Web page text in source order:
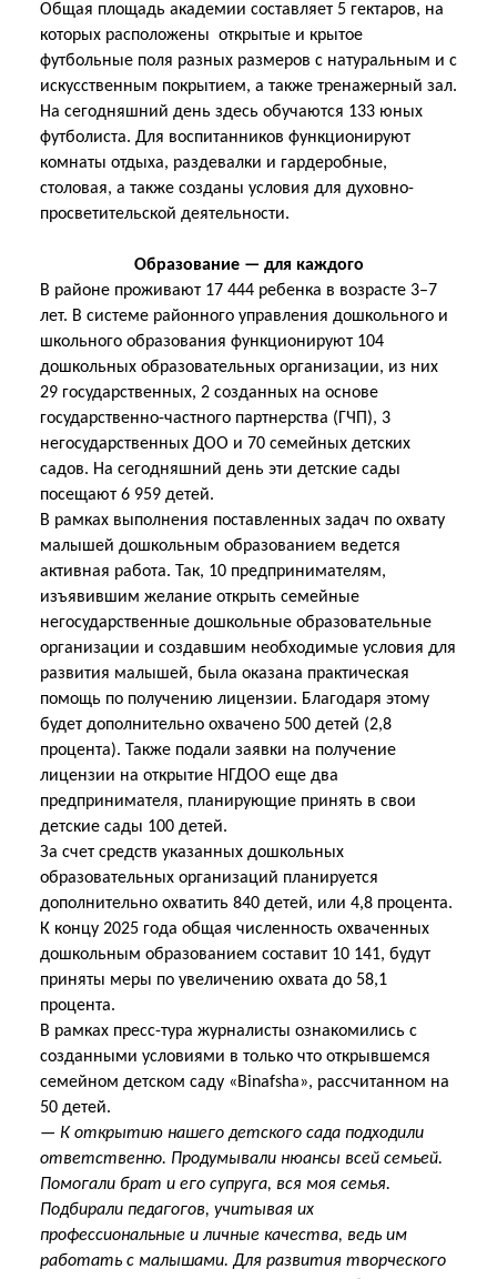
Общая площадь академии составляет 5 гектаров, на
которых расположены открытые и крытое
футбольные поля разных размеров с натуральным и с
искусственным покрытием, а также тренажерный зал.
На сегодняшний день здесь обучаются 133 юных
футболиста. Для воспитанников функционируют
комнаты отдыха, раздевалки и гардеробные,
столовая, а также созданы условия для духовно-
просветительской деятельности.
Образование — для каждого
В районе проживают 17 444 ребенка в возрасте 3–7
лет. В системе районного управления дошкольного и
школьного образования функционируют 104
дошкольных образовательных организации, из них
29 государственных, 2 созданных на основе
государственно-частного партнерства (ГЧП), 3
негосударственных ДОО и 70 семейных детских
садов. На сегодняшний день эти детские сады
посещают 6 959 детей.
В рамках выполнения поставленных задач по охвату
малышей дошкольным образованием ведется
активная работа. Так, 10 предпринимателям,
изъявившим желание открыть семейные
негосударственные дошкольные образовательные
организации и создавшим необходимые условия для
развития малышей, была оказана практическая
помощь по получению лицензии. Благодаря этому
будет дополнительно охвачено 500 детей (2,8
процента). Также подали заявки на получение
лицензии на открытие НГДОО еще два
предпринимателя, планирующие принять в свои
детские сады 100 детей.
За счет средств указанных дошкольных
образовательных организаций планируется
дополнительно охватить 840 детей, или 4,8 процента.
К концу 2025 года общая численность охваченных
дошкольным образованием составит 10 141, будут
приняты меры по увеличению охвата до 58,1
процента.
В рамках пресс-тура журналисты ознакомились с
созданными условиями в только что открывшемся
семейном детском саду «Binafsha», рассчитанном на
50 детей.
— К открытию нашего детского сада подходили
ответственно. Продумывали нюансы всей семьей.
Помогали брат и его супруга, вся моя семья.
Подбирали педагогов, учитывая их
профессиональные и личные качества, ведь им
работать с малышами. Для развития творческого